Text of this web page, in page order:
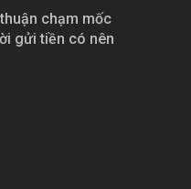
chạm mốc
gửi tiền có nên